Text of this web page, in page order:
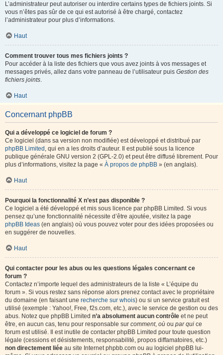
L’administrateur peut autoriser ou interdire certains types de fichiers joints. Si
vous n’êtes pas sûr de ce qui est autorisé à être chargé, contactez
l’administrateur pour plus d’informations.
Haut
Comment trouver tous mes fichiers joints ?
Pour accéder à la liste des fichiers que vous avez joints à vos messages et
messages privés, allez dans votre panneau de l’utilisateur puis Gestion des
fichiers joints.
Haut
Concernant phpBB
Qui a développé ce logiciel de forum ?
Ce logiciel (dans sa version non modifiée) est développé et distribué par
phpBB Limited , qui en a les droits d’auteur. Il est publié sous la licence
publique générale GNU version 2 (GPL-2.0) et peut être diffusé librement. Pour
plus d’informations, visitez la page « À propos de phpBB » (en anglais).
Haut
Pourquoi la fonctionnalité X n’est pas disponible ?
Ce logiciel a été développé et mis sous licence par phpBB Limited. Si vous
pensez qu’une fonctionnalité nécessite d’être ajoutée, visitez la page
phpBB Ideas (en anglais) où vous pouvez voter pour des idées proposées ou
en suggérer de nouvelles.
Haut
Qui contacter pour les abus ou les questions légales concernant ce
forum ?
Contactez n’importe lequel des administrateurs de la liste « L’équipe du
forum ». Si vous restez sans réponse alors prenez contact avec le propriétaire
du domaine (en faisant une recherche sur whois) ou si un service gratuit est
utilisé (exemple : Yahoo!, Free, f2s.com, etc.), avec le service de gestion ou des
abus. Notez que phpBB Limited n’a absolument aucun contrôle et ne peut
être, en aucun cas, tenu pour responsable sur comment, où ou par qui ce
forum est utilisé. Il est inutile de contacter phpBB Limited pour toute question
légale (cessions et désistements, responsabilité, propos diffamatoires, etc.)
non directement liée au site Internet phpbb.com ou au logiciel phpBB lui-